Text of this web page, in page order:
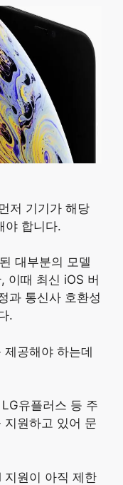
저 기기가 해당
야 합니다.
대부분의 모델
이때 최신 iOS 버
과 통신사 호환성
.
공해야 하는데
유플러스 등 주
지원하고 있어 문
지원이 아직 제한